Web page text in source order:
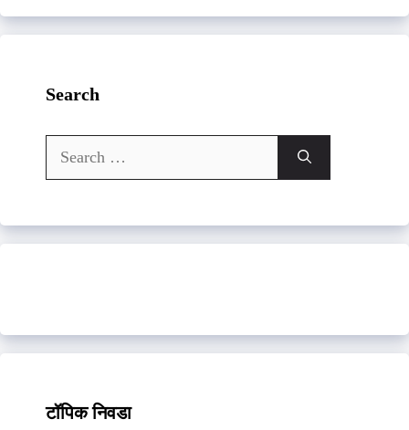
Search
Search
for:
टॉपिक निवडा